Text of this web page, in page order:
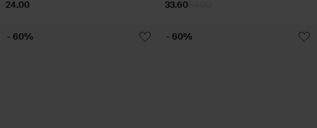
24.00 33.60
- 60% - 60%